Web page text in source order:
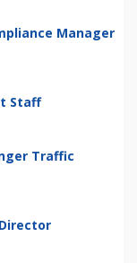
Manager
Staff
Traffic